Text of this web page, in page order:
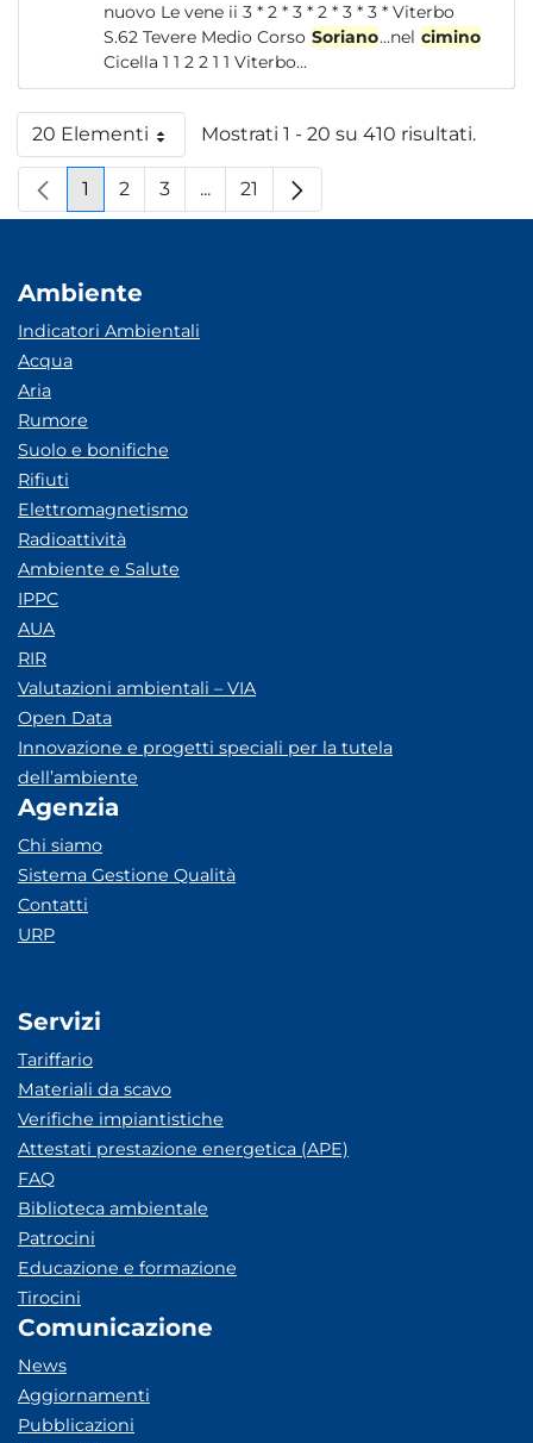
nuovo Le vene ii 3 * 2 * 3 * 2 * 3 * 3 * Viterbo
S.62 Tevere Medio Corso Soriano...nel cimino
Cicella 1 1 2 2 1 1 Viterbo...
20 ElementiPer pagina Mostrati 1 - 20 su 410 risultati.
Pagina
1 Pagina
2 Pagina
3 ...Pagine intermedie
Pagina
21
Ambiente
Indicatori Ambientali
Acqua
Aria
Rumore
Suolo e bonifiche
Rifiuti
Elettromagnetismo
Radioattività
Ambiente e Salute
IPPC
AUA
RIR
Valutazioni ambientali – VIA
Open Data
Innovazione e progetti speciali per la tutela
dell’ambiente
Agenzia
Chi siamo
Sistema Gestione Qualità
Contatti
URP
Servizi
Tariffario
Materiali da scavo
Verifiche impiantistiche
Attestati prestazione energetica (APE)
FAQ
Biblioteca ambientale
Patrocini
Educazione e formazione
Tirocini
Comunicazione
News
Aggiornamenti
Pubblicazioni